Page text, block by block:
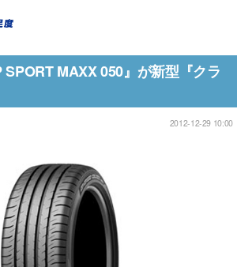
MAXX 050』が新型『クラ
2012-12-29 10:00